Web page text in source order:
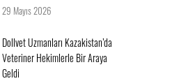
29 Mayıs 2026
Dollvet Uzmanları Kazakistan’da
Veteriner Hekimlerle Bir Araya
Geldi